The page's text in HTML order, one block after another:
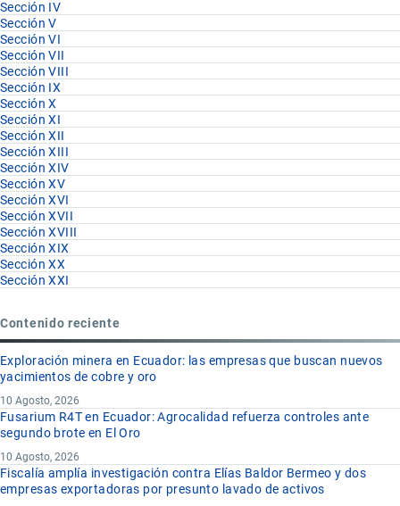
Sección IV
Sección V
Sección VI
Sección VII
Sección VIII
Sección IX
Sección X
Sección XI
Sección XII
Sección XIII
Sección XIV
Sección XV
Sección XVI
Sección XVII
Sección XVIII
Sección XIX
Sección XX
Sección XXI
Contenido reciente
Exploración minera en Ecuador: las empresas que buscan nuevos
yacimientos de cobre y oro
10 Agosto, 2026
Fusarium R4T en Ecuador: Agrocalidad refuerza controles ante
segundo brote en El Oro
10 Agosto, 2026
Fiscalía amplía investigación contra Elías Baldor Bermeo y dos
empresas exportadoras por presunto lavado de activos